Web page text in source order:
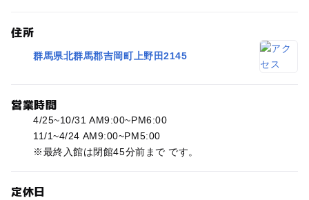
住所
群馬県北群馬郡吉岡町上野田2145
営業時間
4/25~10/31 AM9:00~PM6:00
11/1~4/24 AM9:00~PM5:00
※最終入館は閉館45分前まで です。
定休日